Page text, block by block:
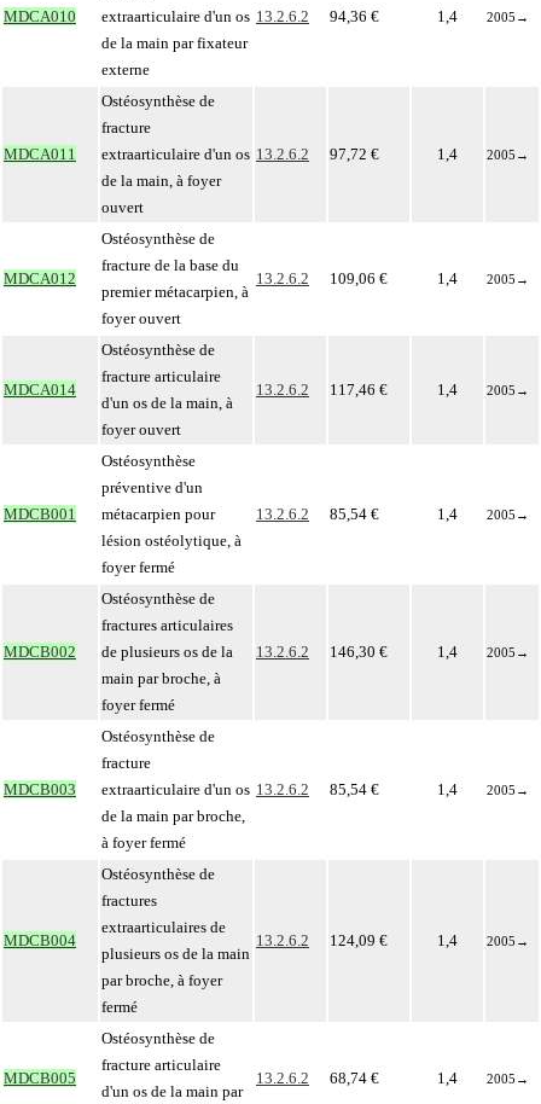
MDCA010
extraarticulaire d'un os
de la main par fixateur
externe
13.2.6.2 94,36 € 1,4 2005 →
MDCA011
Ostéosynthèse de
fracture
extraarticulaire d'un os
de la main, à foyer
ouvert
13.2.6.2 97,72 € 1,4 2005 →
MDCA012
Ostéosynthèse de
fracture de la base du
premier métacarpien, à
foyer ouvert
13.2.6.2 109,06 € 1,4 2005 →
MDCA014
Ostéosynthèse de
fracture articulaire
d'un os de la main, à
foyer ouvert
13.2.6.2 117,46 € 1,4 2005 →
MDCB001
Ostéosynthèse
préventive d'un
métacarpien pour
lésion ostéolytique, à
foyer fermé
13.2.6.2 85,54 € 1,4 2005 →
MDCB002
Ostéosynthèse de
fractures articulaires
de plusieurs os de la
main par broche, à
foyer fermé
13.2.6.2 146,30 € 1,4 2005 →
MDCB003
Ostéosynthèse de
fracture
extraarticulaire d'un os
de la main par broche,
à foyer fermé
13.2.6.2 85,54 € 1,4 2005 →
MDCB004
Ostéosynthèse de
fractures
extraarticulaires de
plusieurs os de la main
par broche, à foyer
fermé
13.2.6.2 124,09 € 1,4 2005 →
MDCB005
Ostéosynthèse de
fracture articulaire
d'un os de la main par
13.2.6.2 68,74 € 1,4 2005 →